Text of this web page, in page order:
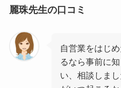
麗珠先生の口コミ
自営業をはじ
るなら事前に
い、相談しま